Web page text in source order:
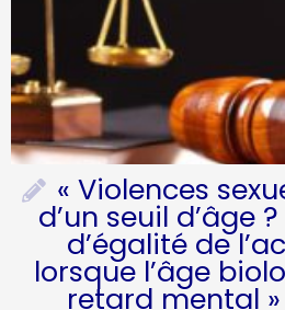
« Violences
d’un seuil d’âge
d’égalité de
lorsque l’âge
retard mental